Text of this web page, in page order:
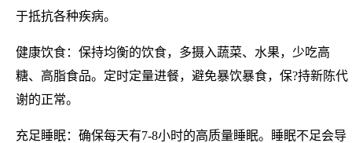
于抵抗各种疾病。
健康饮食：保持均衡的饮食，多摄入蔬菜、水果，少吃高
糖、高脂食品。定时定量进餐，避免暴饮暴食，保?持新陈代
谢的正常。
充足睡眠：确保每天有7-8小时的高质量睡眠。睡眠不足会导